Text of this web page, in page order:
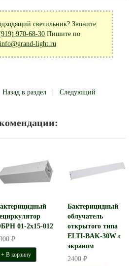
светильник? Звоните
970-68-30 Пишите по
info@grand-light.ru
Назад в раздел Следующий
01-2x15-012
₽
+ В корзину
Бактерицидный
облучатель
открытого типа
ELTI-BAK-30W с
экраном
2400 ₽